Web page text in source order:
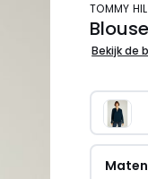
TOMMY
Bekijk de
Maten